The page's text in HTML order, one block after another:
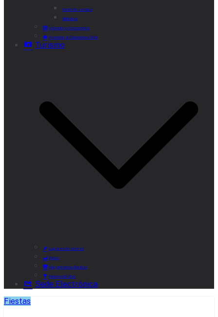
Punto de Lectura
Bibliobús
Velatorio y Cementerio
Atención al Ciudadano CAM
Turismo
Lugares de Interés
Rutas
Alojamientos Rurales
Museo del Vino
Sede Electrónica
Fiestas